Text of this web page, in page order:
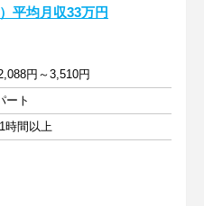
）平均月収33万円
円～3,510円
ート
時間以上